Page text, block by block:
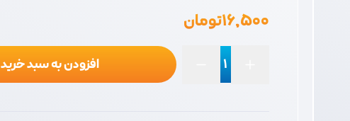
۱۶,۵۰۰تومان
افزودن به سبد خرید